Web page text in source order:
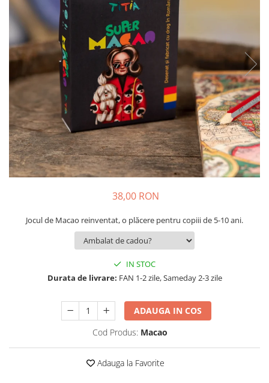
10 Ani
11 - 14 Ani
14+ Ani
Colecția Păcălici
TOATE JOCURILE
38,00 RON
Jocul de Macao reinventat, o plăcere pentru copiii de 5-10 ani.
IN STOC
Durata de livrare: FAN 1-2 zile, Sameday 2-3 zile
ADAUGA IN COS
Cod Produs: Macao
Adauga la Favorite